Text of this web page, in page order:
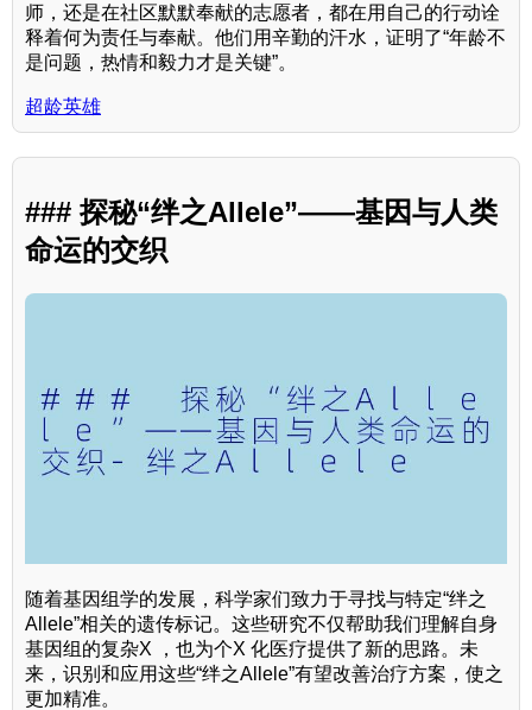
师，还是在社区默默奉献的志愿者，都在用自己的行动诠
释着何为责任与奉献。他们用辛勤的汗水，证明了“年龄不
是问题，热情和毅力才是关键”。
超龄英雄
### 探秘“绊之Allele”——基因与人类
命运的交织
随着基因组学的发展，科学家们致力于寻找与特定“绊之
Allele”相关的遗传标记。这些研究不仅帮助我们理解自身
基因组的复杂X ，也为个X 化医疗提供了新的思路。未
来，识别和应用这些“绊之Allele”有望改善治疗方案，使之
更加精准。